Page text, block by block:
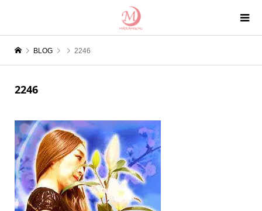
BLOG 2246
2246